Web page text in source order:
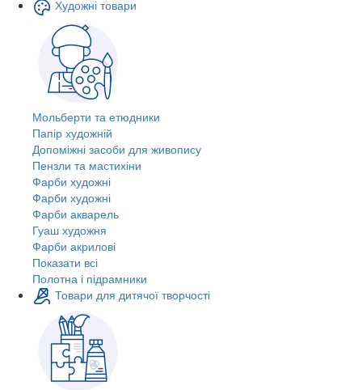
Художні товари
Мольберти та етюдники
Папір художній
Допоміжні засоби для живопису
Пензли та мастихіни
Фарби художні
Фарби художні
Фарби акварель
Гуаш художня
Фарби акрилові
Показати всі
Полотна і підрамники
Товари для дитячої творчості